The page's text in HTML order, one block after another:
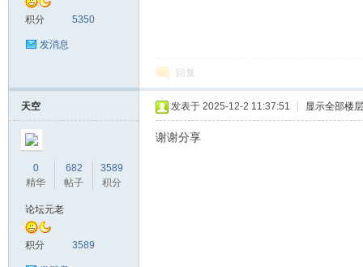
积分 5350
发消息
回复
天空
0
精华
682
帖子
3589
积分
论坛元老
积分 3589
发表于 2025-12-2 11:37:51 显示全部楼层
谢谢分享